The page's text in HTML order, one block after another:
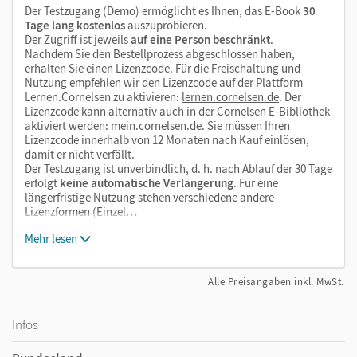
Der Testzugang (Demo) ermöglicht es Ihnen, das E-Book30
Tage lang kostenlosauszuprobieren.
Der Zugriff ist jeweilsauf eine Person beschränkt.
Nachdem Sie den Bestellprozess abgeschlossen haben,
erhalten Sie einen Lizenzcode. Für die Freischaltung und
Nutzung empfehlen wir den Lizenzcode auf der Plattform
Lernen.Cornelsen zu aktivieren: lernen.cornelsen.de. Der
Lizenzcode kann alternativ auch in der Cornelsen E-Bibliothek
aktiviert werden: mein.cornelsen.de. Sie müssen Ihren
Lizenzcode innerhalb von 12 Monaten nach Kauf einlösen,
damit er nicht verfällt.
Der Testzugang ist unverbindlich, d. h. nach Ablauf der 30 Tage
erfolgt keine automatische Verlängerung. Für eine
längerfristige Nutzung stehen verschiedene andere
Lizenzformen (Einzel…
Mehr lesen
Alle Preisangaben inkl. MwSt.
Infos